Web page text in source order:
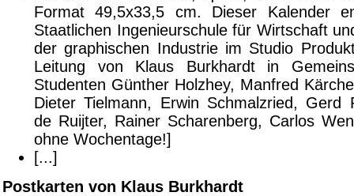
Format 49,5x33,5 cm. Dieser Kalender
Staatlichen Ingenieurschule für Wirtschaft
der graphischen Industrie im Studio
Leitung von Klaus Burkhardt in
Studenten Günther Holzhey, Manfred
Dieter Tielmann, Erwin Schmalzried, Gerd
de Ruijter, Rainer Scharenberg, Carlos
ohne Wochentage!]
[...]
Postkarten von Klaus Burkhardt